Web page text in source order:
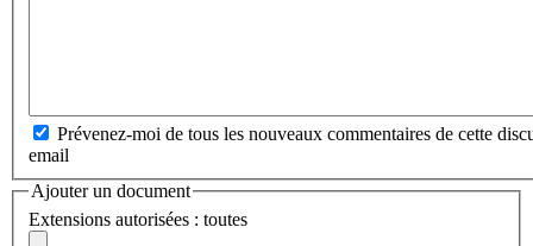
Prévenez-moi de tous les nouveaux commentaires de cette
email
Ajouter un document
Extensions autorisées : toutes